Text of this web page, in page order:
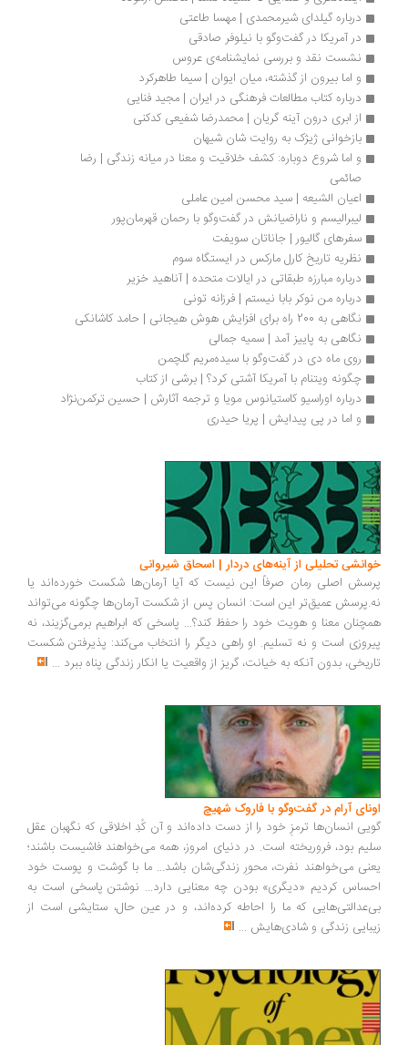
درباره گیلدای شیرمحمدی | مهسا طاعتی
در آمریکا در گفت‌وگو با نیلوفر صادقی
نشست نقد و بررسی نمایشنامه‌ی عروس
و اما بیرون از گذشته، میان ایوان | سیما طاهرکرد
درباره کتاب مطالعات فرهنگی در ایران | مجید فنایی
از ابری درون آینه گریان | محمدرضا شفیعی کدکنی
بازخوانی ژیژک به روایت شان شیهان
و اما شروع دوباره: کشف خلاقیت و معنا در میانه زندگی | رضا
اعیان الشیعه | سید محسن امین عاملی
لیبرالیسم و ناراضیانش در گفت‌وگو با رحمان قهرمان‌پور
سفرهای گالیور | جاناتان سویفت
نظریه تاریخ کارل مارکس در ایستگاه سوم
درباره مبارزه طبقاتی در ایالات متحده | آناهید خزیر
درباره من نوکر بابا نیستم | فرزانه تونی
نگاهی به 200 راه برای افزایش هوش هیجانی | حامد کاشانکی
نگاهی به پاییز آمد | سمیه جمالی
روی ماه دی در گفت‌وگو با سیده‌مریم گلچمن
چگونه ویتنام با آمریکا آشتی کرد؟ | برشی از کتاب
درباره اوراسیو کاستیانوس مویا و ترجمه آثارش | حسین ترکمن‌نژاد
و اما در پی پیدایش | پریا حیدری
تحلیلی از آینه‌های دردار | اسحاق شیروانی
اصلی رمان صرفاً این نیست که آیا آرمان‌ها شکست خورده‌اند یا
عمیق‌تر این است: انسان پس از شکست آرمان‌ها چگونه می‌تواند
معنا و هویت خود را حفظ کند؟... پاسخی که ابراهیم برمی‌گزیند، نه
است و نه تسلیم. او راهی دیگر را انتخاب می‌کند: پذیرفتن شکست
بدون آنکه به خیانت، گریز از واقعیت یا انکار زندگی پناه ببرد...
آرام در گفت‌وگو با فاروک شهیچ‭
انسان‌ها ترمزِ خود را از دست داده‌اند و آن کُدِ اخلاقی که نگهبان عقل
بود، فروریخته است. در دنیای امروز، همه می‌خواهند فاشیست باشند؛
می‌خواهند نفرت، محورِ زندگی‌شان باشد... ما با گوشت و پوست خود
کردیم «دیگری» بودن چه معنایی دارد... نوشتن پاسخی است به
که ما را احاطه کرده‌اند، و در عین حال، ستایشی است از
زندگی و شادی‌هایش...